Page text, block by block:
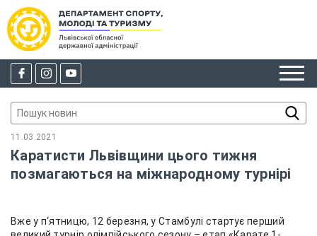
11.03.2021
Каратисти Львівщини цього тижня
позмагаються на міжнародному турнірі
Вже у п‘ятницю, 12 березня, у Стамбулі стартує перший